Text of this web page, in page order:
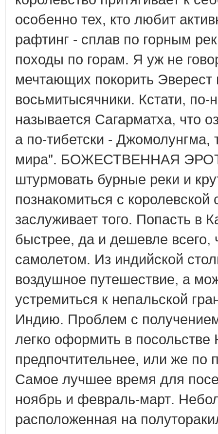
особенно тех, кто любит
рафтинг - сплав по горным
походы по горам. Я уж не
мечтающих покорить Эверест
восьмитысячники. Кстати, по-
называется Сагарматха, что
а по-тибетски - Джомолунгма,
мира". БОЖЕСТВЕННАЯ
штурмовать бурные реки и
познакомиться с
заслуживает того. Попасть в
быстрее, да и дешевле всего,
самолетом. Из индийской
воздушное путешествие, а
устремиться к непальской
Индию. Проблем с
легко оформить в
предпочтительнее, или же по
Самое лучшее время для
ноябрь и февраль-март.
расположенная на